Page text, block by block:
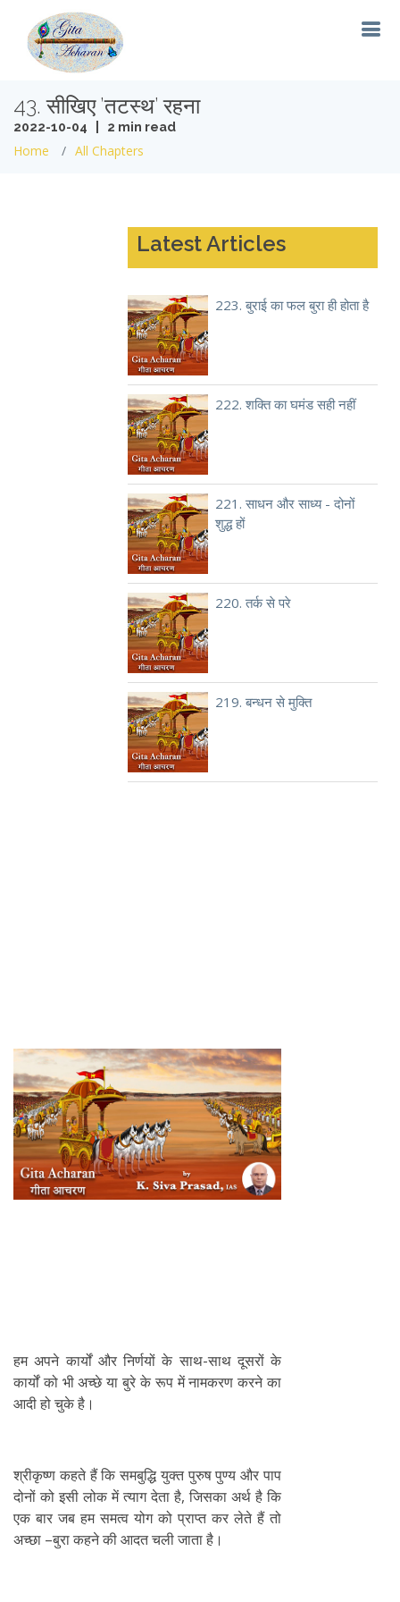
43. सीखिए ’तटस्थ’ रहना
2022-10-04 | 2 min read
Home All Chapters
Latest Articles
223. बुराई का फल बुरा ही होता है
222. शक्ति का घमंड सही नहीं
221. साधन और साध्य - दोनों
शुद्ध हों
220. तर्क से परे
219. बन्धन से मुक्ति
हम अपने कार्यों और निर्णयों के साथ-साथ दूसरों के
कार्यों को भी अच्छे या बुरे के रूप में नामकरण करने का
आदी हो चुके है।
श्रीकृष्ण कहते हैं कि समबुद्धि युक्त पुरुष पुण्य और पाप
दोनों को इसी लोक में त्याग देता है, जिसका अर्थ है कि
एक बार जब हम समत्व योग को प्राप्त कर लेते हैं तो
अच्छा –बुरा कहने की आदत चली जाता है।